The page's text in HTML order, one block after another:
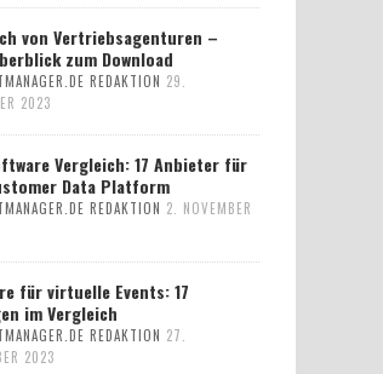
von Vertriebsagenturen –
zum Download
REDAKTION 29.
2023
Vergleich: 17 Anbieter für
Data Platform
REDAKTION 2. NOVEMBER
für virtuelle Events: 17
im Vergleich
REDAKTION 27.
2023